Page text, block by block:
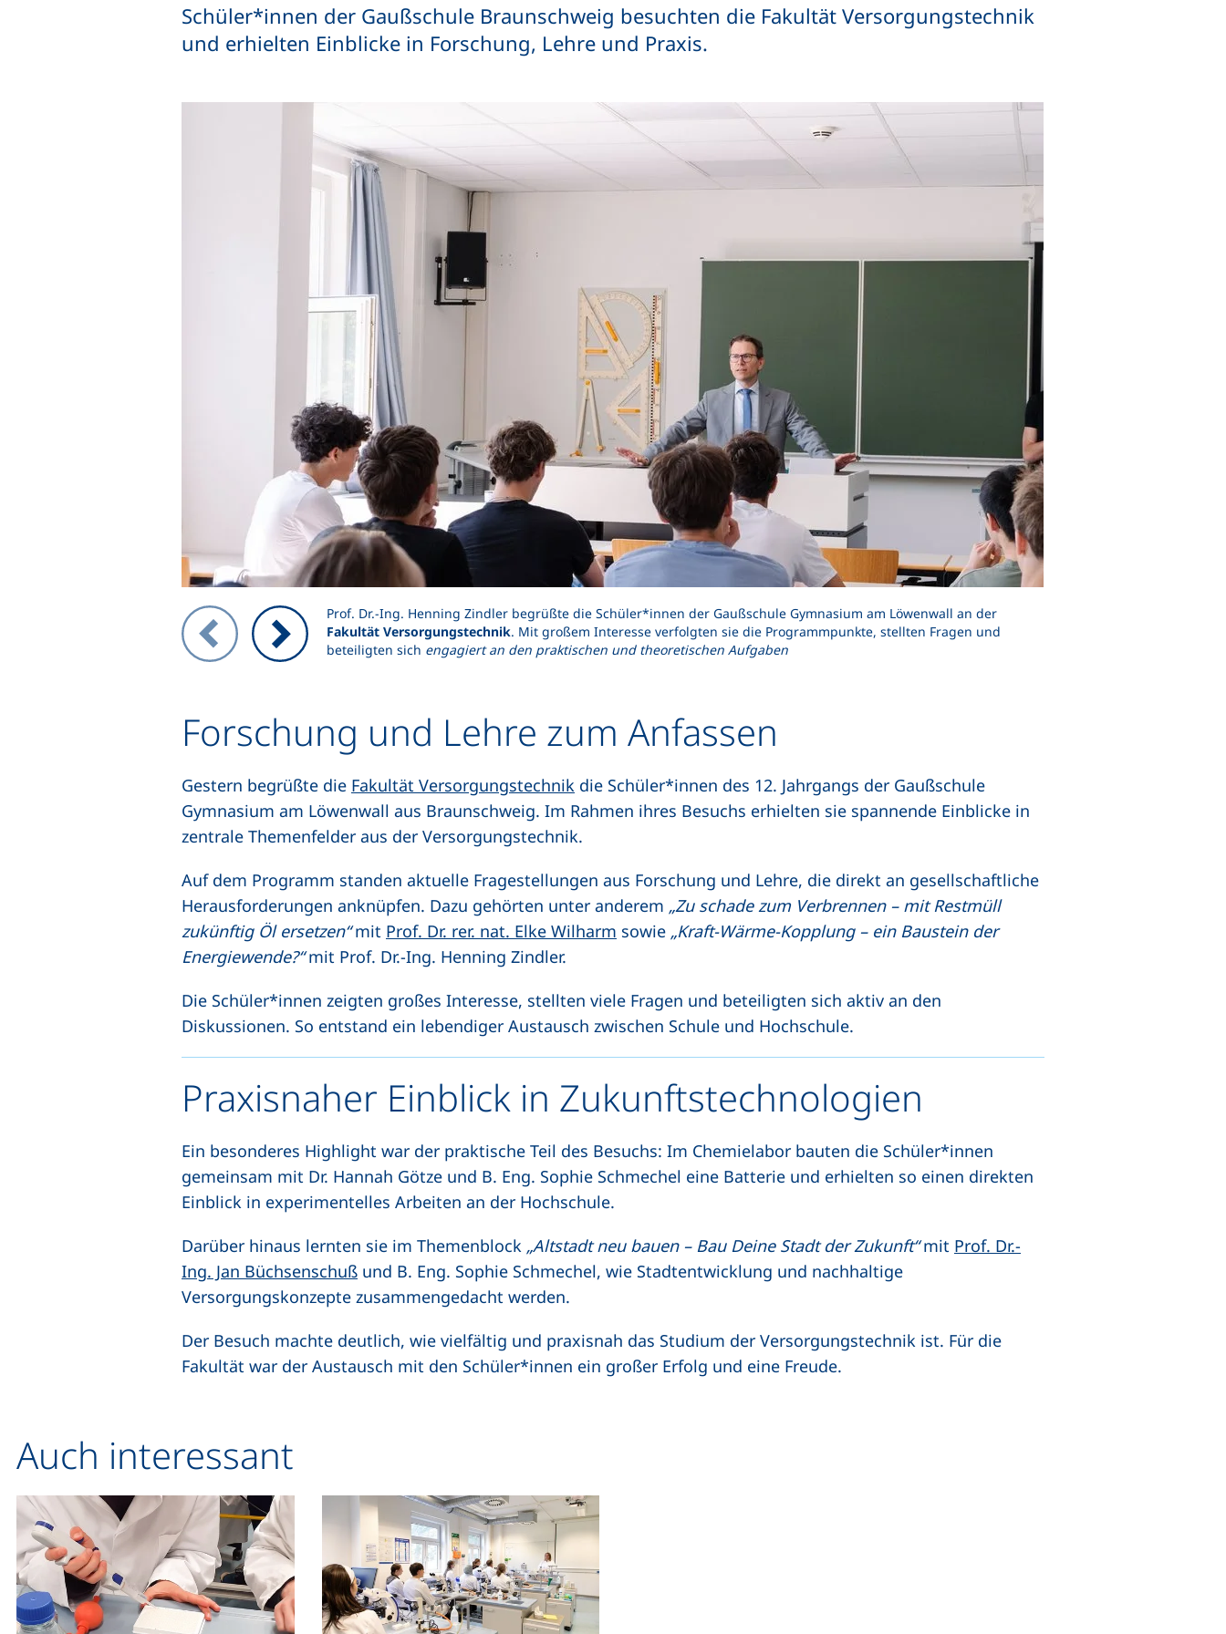
Schüler*innen der Gaußschule Braunschweig besuchten die Fakultät Versorgungstechnik
und erhielten Einblicke in Forschung, Lehre und Praxis.
Prof. Dr.-Ing. Henning Zindler begrüßte die Schüler*innen der Gaußschule Gymnasium am Löwenwall an der
Fakultät Versorgungstechnik. Mit großem Interesse verfolgten sie die Programmpunkte, stellten Fragen und
beteiligten sich engagiert an den praktischen und theoretischen Aufgaben
Zeigt Folie 1 von 9
Forschung und Lehre zum Anfassen
Gestern begrüßte die Fakultät Versorgungstechnik die Schüler*innen des 12. Jahrgangs der Gaußschule
Gymnasium am Löwenwall aus Braunschweig. Im Rahmen ihres Besuchs erhielten sie spannende Einblicke in
zentrale Themenfelder aus der Versorgungstechnik.
Auf dem Programm standen aktuelle Fragestellungen aus Forschung und Lehre, die direkt an gesellschaftliche
Herausforderungen anknüpfen. Dazu gehörten unter anderem „Zu schade zum Verbrennen – mit Restmüll
zukünftig Öl ersetzen“mit Prof. Dr. rer. nat. Elke Wilharm sowie „Kraft-Wärme-Kopplung – ein Baustein der
Energiewende?“mit Prof. Dr.-Ing. Henning Zindler.
Die Schüler*innen zeigten großes Interesse, stellten viele Fragen und beteiligten sich aktiv an den
Diskussionen. So entstand ein lebendiger Austausch zwischen Schule und Hochschule.
Praxisnaher Einblick in Zukunftstechnologien
Ein besonderes Highlight war der praktische Teil des Besuchs: Im Chemielabor bauten die Schüler*innen
gemeinsam mit Dr. Hannah Götze und B. Eng. Sophie Schmechel eine Batterie und erhielten so einen direkten
Einblick in experimentelles Arbeiten an der Hochschule.
Darüber hinaus lernten sie im Themenblock „Altstadt neu bauen – Bau Deine Stadt der Zukunft“mit Prof. Dr.-
Ing. Jan Büchsenschuß und B. Eng. Sophie Schmechel, wie Stadtentwicklung und nachhaltige
Versorgungskonzepte zusammengedacht werden.
Der Besuch machte deutlich, wie vielfältig und praxisnah das Studium der Versorgungstechnik ist. Für die
Fakultät war der Austausch mit den Schüler*innen ein großer Erfolg und eine Freude.
Auch interessant